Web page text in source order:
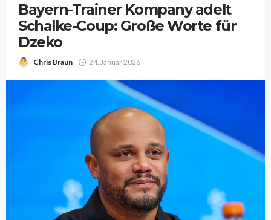
Bayern-Trainer Kompany adelt
Schalke-Coup: Große Worte für
Dzeko
Chris Braun 24. Januar 2026